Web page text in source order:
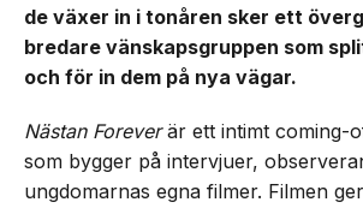
de växer in i tonåren sker ett
bredare vänskapsgruppen som
och för in dem på nya vägar.
Nästan Foreverär ett intimt coming-
som bygger på intervjuer,
ungdomarnas egna filmer. Filmen